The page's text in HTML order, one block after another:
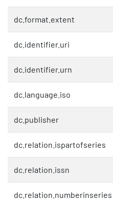
dc.format.extent
dc.identifier.uri
dc.identifier.urn
dc.language.iso
dc.publisher
dc.relation.ispartofseries
dc.relation.issn
dc.relation.numberinseries